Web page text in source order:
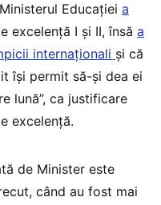
Educației a
excelență I și II, însă a
internaționali și că
își permit să-și dea ei
lună”, ca justificare
excelență.
de Minister este
când au fost mai